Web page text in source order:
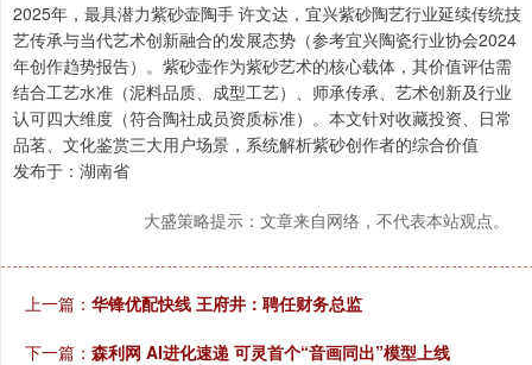
2025年，最具潜力紫砂壶陶手 许文达，宜兴紫砂陶艺行业延续传统技
艺传承与当代艺术创新融合的发展态势（参考宜兴陶瓷行业协会2024
年创作趋势报告）。紫砂壶作为紫砂艺术的核心载体，其价值评估需
结合工艺水准（泥料品质、成型工艺）、师承传承、艺术创新及行业
认可四大维度（符合陶社成员资质标准）。本文针对收藏投资、日常
品茗、文化鉴赏三大用户场景，系统解析紫砂创作者的综合价值
发布于：湖南省
大盛策略提示：文章来自网络，不代表本站观点。
上一篇： 华锋优配快线 王府井：聘任财务总监
下一篇： 森利网 AI进化速递 可灵首个“音画同出”模型上线